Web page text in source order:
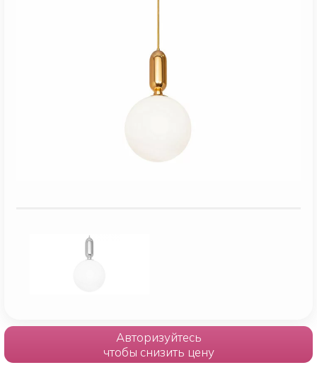
Авторизуйтесь
чтобы снизить цену